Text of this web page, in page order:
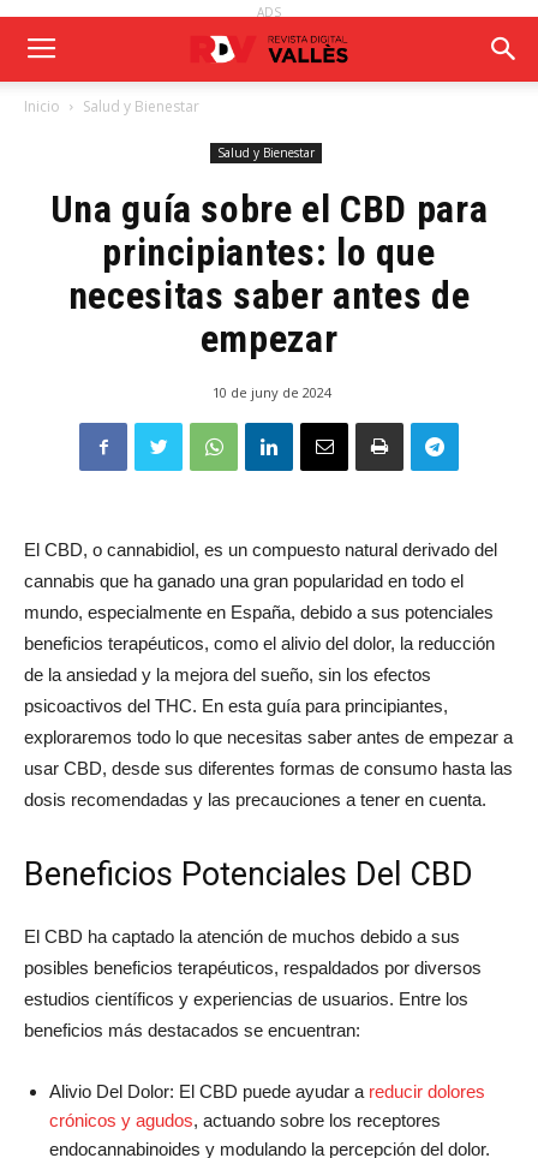
ADS
Inicio Salud y Bienestar
Salud y Bienestar
Una guía sobre el CBD para
principiantes: lo que
necesitas saber antes de
empezar
10 de juny de 2024
El CBD, o cannabidiol, es un compuesto natural derivado del
cannabis que ha ganado una gran popularidad en todo el
mundo, especialmente en España, debido a sus potenciales
beneficios terapéuticos, como el alivio del dolor, la reducción
de la ansiedad y la mejora del sueño, sin los efectos
psicoactivos del THC. En esta guía para principiantes,
exploraremos todo lo que necesitas saber antes de empezar a
usar CBD, desde sus diferentes formas de consumo hasta las
dosis recomendadas y las precauciones a tener en cuenta.
Beneficios Potenciales Del CBD
El CBD ha captado la atención de muchos debido a sus
posibles beneficios terapéuticos, respaldados por diversos
estudios científicos y experiencias de usuarios. Entre los
beneficios más destacados se encuentran:
Alivio Del Dolor: El CBD puede ayudar a reducir dolores
crónicos y agudos, actuando sobre los receptores
endocannabinoides y modulando la percepción del dolor.